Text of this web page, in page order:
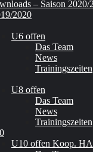
– Saison 2020/
2020
U6 offen
Das Team
News
Trainingszeiten
U8 offen
Das Team
News
Trainingszeiten
U10 offen Koop.